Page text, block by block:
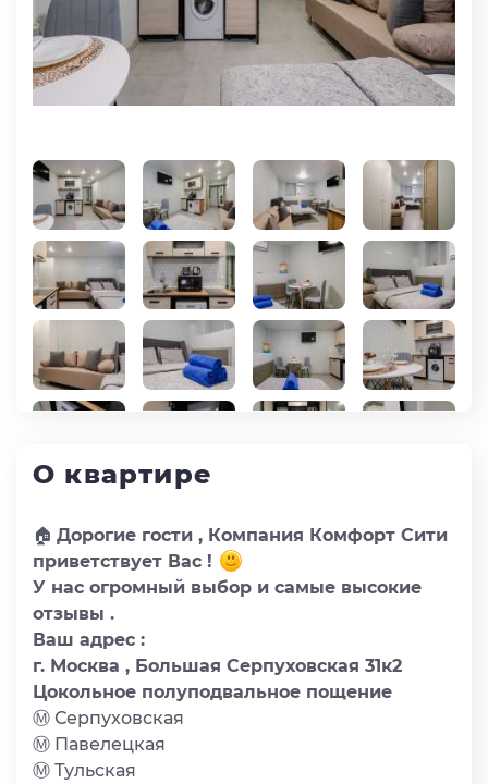
О квартире
🏠 Дорогие гости , Компания Комфорт Сити
приветствует Вас !
У нас огромный выбор и самые высокие
отзывы .
Ваш адрес :
г. Москва , Большая Серпуховская 31к2
Цокольное полуподвальное пощение
Ⓜ️ Серпуховская
Ⓜ️ Павелецкая
Ⓜ️ Тульская